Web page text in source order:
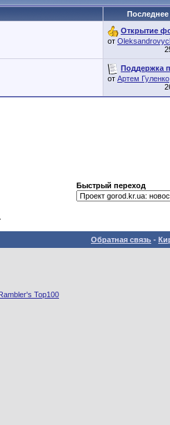
Открытие
от
Поддержка
от Артем Гуленко
Быстрый переход
Обратная связь -